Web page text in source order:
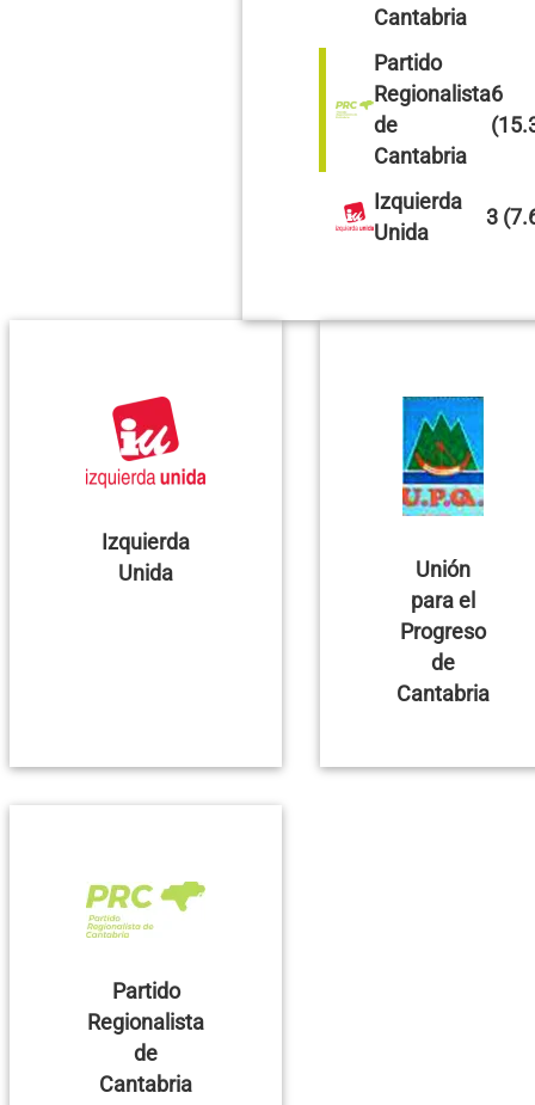
Cantabria
Partido
Regionalista
de
Cantabria
6
Izquierda
Unida
3
Izquierda
Unida
Unión
para el
Progreso
de
Cantabria
Partido
Regionalista
de
Cantabria